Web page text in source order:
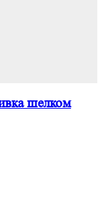
шелком